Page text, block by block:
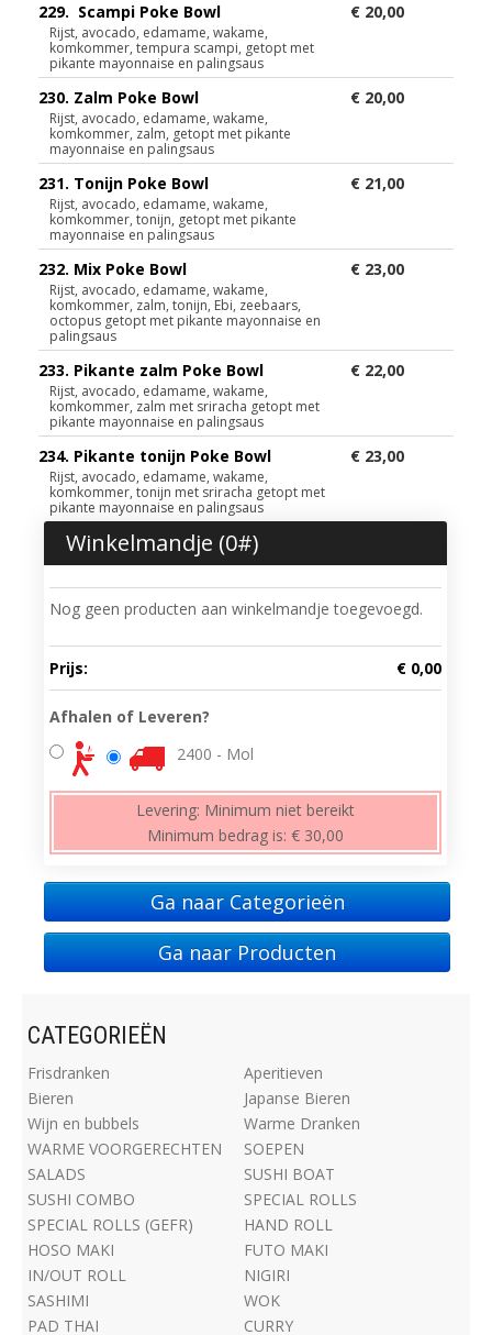
229. Scampi Poke Bowl
Rijst, avocado, edamame, wakame,
komkommer, tempura scampi, getopt met
pikante mayonnaise en palingsaus
€ 20,00
230. Zalm Poke Bowl
Rijst, avocado, edamame, wakame,
komkommer, zalm, getopt met pikante
mayonnaise en palingsaus
€ 20,00
231. Tonijn Poke Bowl
Rijst, avocado, edamame, wakame,
komkommer, tonijn, getopt met pikante
mayonnaise en palingsaus
€ 21,00
232. Mix Poke Bowl
Rijst, avocado, edamame, wakame,
komkommer, zalm, tonijn, Ebi, zeebaars,
octopus getopt met pikante mayonnaise en
palingsaus
€ 23,00
233. Pikante zalm Poke Bowl
Rijst, avocado, edamame, wakame,
komkommer, zalm met sriracha getopt met
pikante mayonnaise en palingsaus
€ 22,00
234. Pikante tonijn Poke Bowl
Rijst, avocado, edamame, wakame,
komkommer, tonijn met sriracha getopt met
pikante mayonnaise en palingsaus
€ 23,00
Winkelmandje (0#)
Nog geen producten aan winkelmandje toegevoegd.
Prijs: € 0,00
Afhalen of Leveren?
2400 - Mol
Levering: Minimum niet bereikt
Minimum bedrag is: € 30,00
Ga naar Categorieën
Ga naar Producten
CATEGORIEËN
Frisdranken
Aperitieven
Bieren
Japanse Bieren
Wijn en bubbels
Warme Dranken
WARME VOORGERECHTEN
SOEPEN
SALADS
SUSHI BOAT
SUSHI COMBO
SPECIAL ROLLS
SPECIAL ROLLS (GEFR)
HAND ROLL
HOSO MAKI
FUTO MAKI
IN/OUT ROLL
NIGIRI
SASHIMI
WOK
PAD THAI
CURRY